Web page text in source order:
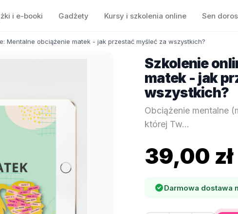
i e-booki Gadżety Kursy i szkolenia online Sen
Mentalne obciążenie matek - jak przestać myśleć za wszystkich?
Szkolenie
matek - jak
wszystkich?
Obciążenie mentalne
której Tw...
39,00 zł
Darmowa dostawa